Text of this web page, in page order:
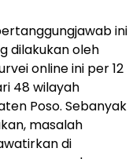
ini
dilakukan oleh
online ini per 12
48 wilayah
Poso. Sebanyak
masalah
di